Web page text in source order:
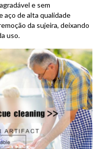
e sem
aço de alta qualidade
da sujeira, deixando
uso.